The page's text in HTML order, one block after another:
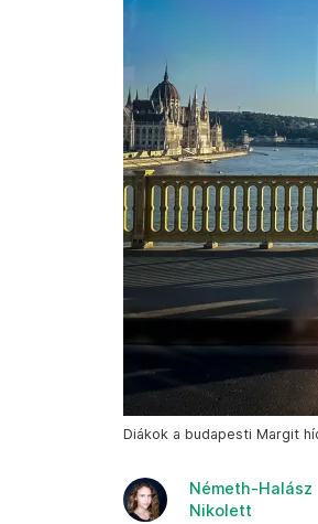
Diákok a budapesti Margit
Németh-Halász
Nikolett